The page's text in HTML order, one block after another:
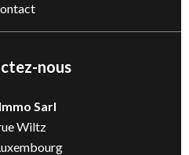
nous
Sarl
Wiltz